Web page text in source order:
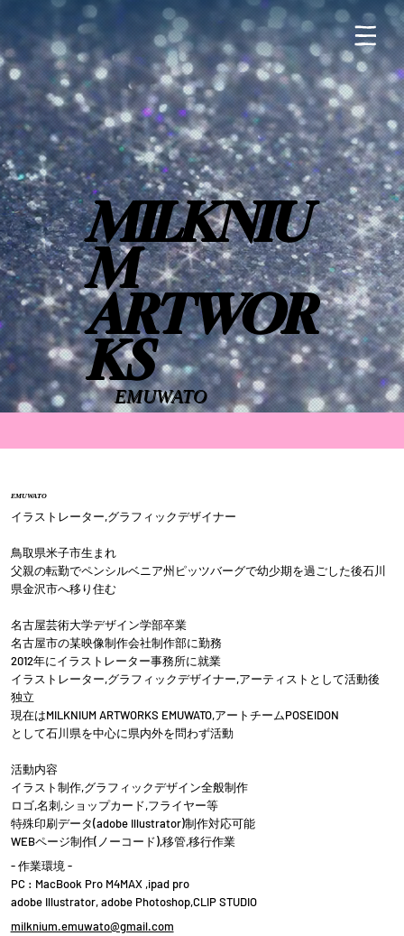
MILKNIU
M
ARTWOR
KS
EMUWATO
EMUWATO
イラストレーター,グラフィックデザイナー
鳥取県米子市生まれ
父親の転勤でペンシルベニア州ピッツバーグで幼少期を過ごした後石川
県金沢市へ移り住む
名古屋芸術大学デザイン学部卒業
名古屋市の某映像制作会社制作部に勤務
2012年にイラストレーター事務所に就業
イラストレーター,グラフィックデザイナー,アーティストとして活動後
独立
現在はMILKNIUM ARTWORKS EMUWATO,アートチームPOSEIDON
として石川県を中心に県内外を問わず活動
活動内容
イラスト制作,グラフィックデザイン全般制作
ロゴ,名刺,ショップカード,フライヤー等
​特殊印刷データ(adobe Illustrator)制作対応可能​
WEBページ制作(ノーコード),移管,移行作業
- 作業環境 -
PC : MacBook Pro M4MAX ,ipad pro
adobe Illustrator, adobe Photoshop,CLIP STUDIO
milknium.emuwato@gmail.com